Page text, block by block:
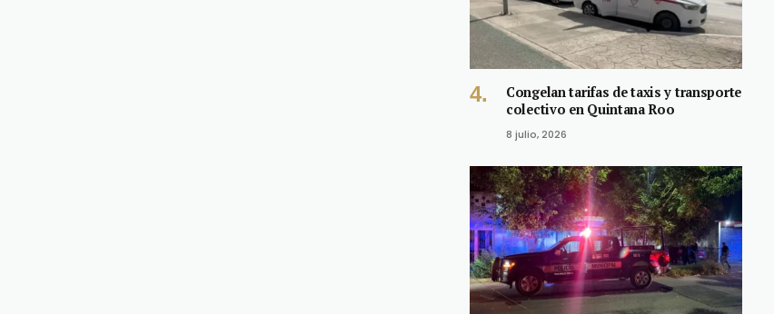
Congelan tarifas de taxis y transporte
colectivo en Quintana Roo
8 julio, 2026